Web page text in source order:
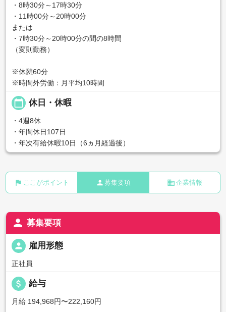
・8時30分～17時30分
・11時00分～20時00分
または
・7時30分～20時00分の間の8時間
（変則勤務）
※休憩60分
※時間外労働：月平均10時間
calendar_today 休日・休暇
・4週8休
・年間休日107日
・年次有給休暇10日（6ヵ月経過後）
flag ここがポイント person 募集要項 business 企業情報
person 募集要項
person 雇用形態
正社員
attach_money 給与
月給 194,968円〜222,160円